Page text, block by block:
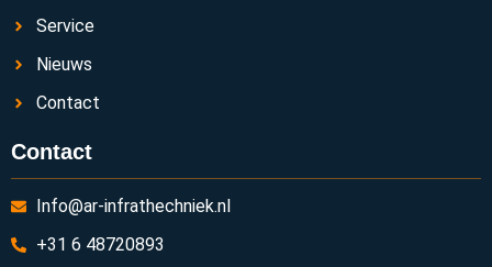
Service
Nieuws
Contact
Contact
Info@ar-infrathechniek.nl
+31 6 48720893